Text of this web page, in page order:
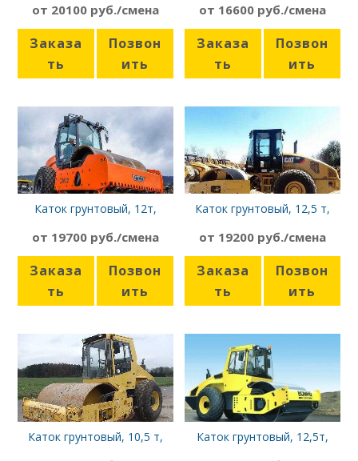
от 20100 руб./смена
Заказа
ть
Позвон
ить
от 16600 руб./смена
Заказа
ть
Позвон
ить
Каток грунтовый, 12т,
от 19700 руб./смена
Заказа
ть
Позвон
ить
Каток грунтовый, 12,5 т,
от 19200 руб./смена
Заказа
ть
Позвон
ить
Каток грунтовый, 10,5 т,
Каток грунтовый, 12,5т,